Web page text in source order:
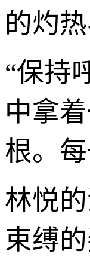
的灼
“保持
中拿
根。
林悦
束缚